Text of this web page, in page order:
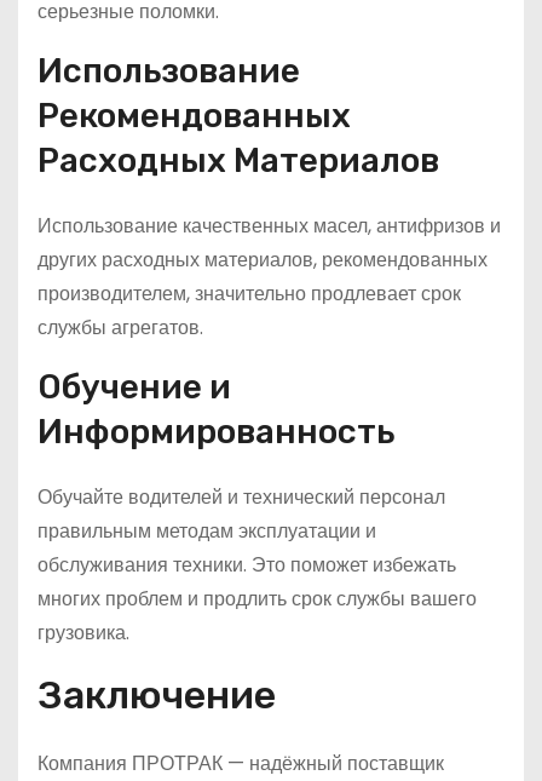
серьезные поломки.
Использование
Рекомендованных
Расходных Материалов
Использование качественных масел, антифризов и
других расходных материалов, рекомендованных
производителем, значительно продлевает срок
службы агрегатов.
Обучение и
Информированность
Обучайте водителей и технический персонал
правильным методам эксплуатации и
обслуживания техники. Это поможет избежать
многих проблем и продлить срок службы вашего
грузовика.
Заключение
Компания ПРОТРАК — надёжный поставщик